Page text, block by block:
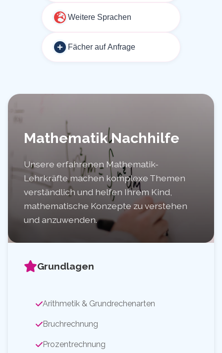
Weitere Sprachen
Fächer auf Anfrage
Mathematik Nachhilfe
Unsere erfahrenen Mathematik-
Lehrkräfte machen komplexe Themen
verständlich und helfen Ihrem Kind,
mathematische Konzepte zu verstehen
und anzuwenden.
Grundlagen
Arithmetik & Grundrechenarten
Bruchrechnung
Prozentrechnung